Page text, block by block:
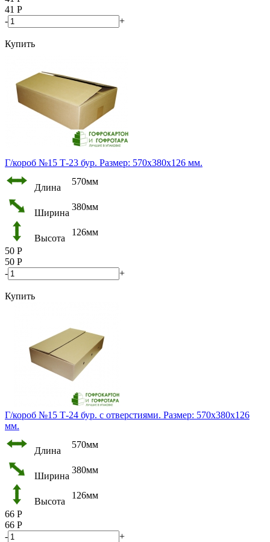
41 Р
-
+
Купить
Г/короб №15 Т-23 бур. Размер: 570х380х126 мм.
Длина
570мм
Ширина
380мм
Высота
126мм
50 Р
50 Р
-
+
Купить
Г/короб №15 Т-24 бур. с отверстиями. Размер: 570х380х126
мм.
Длина
570мм
Ширина
380мм
Высота
126мм
66 Р
66 Р
-
+